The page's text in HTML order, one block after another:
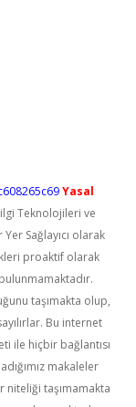
Yasal
Teknolojileri ve
Sağlayıcı olarak
proaktif olarak
taşımakta olup,
Bu internet
ile hiçbir bağlantısı
makaleler
niteliği taşımamakta